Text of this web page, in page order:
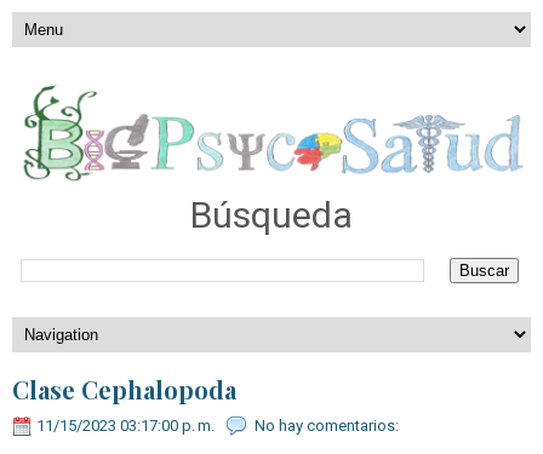
Búsqueda
Clase Cephalopoda
11/15/2023 03:17:00 p. m. No hay comentarios: